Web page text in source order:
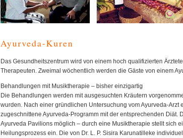
Ayurveda-Kuren
Das Gesundheitszentrum wird von einem hoch qualifizierten
Therapeuten. Zweimal wöchentlich werden die Gäste von einem
Behandlungen mit Musiktherapie – bisher einzigartig
Die Behandlungen werden mit ausgesuchten Kräutern
wurden. Nach einer gründlichen Untersuchung vom Ayurveda-Arzt
zugeschnittene Ayurveda-Programm mit der entsprechenden Diät.
Ayurveda Pavilions möglich – durch eine Musiktherapie stellt sich
Heilungsprozess ein. Die von Dr. L. P. Sisira Karunatilleke